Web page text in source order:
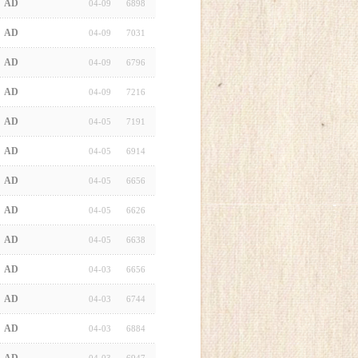
AD 04-09 6898
AD 04-09 7031
AD 04-09 6796
AD 04-09 7216
AD 04-05 7191
AD 04-05 6914
AD 04-05 6656
AD 04-05 6626
AD 04-05 6638
AD 04-03 6656
AD 04-03 6744
AD 04-03 6884